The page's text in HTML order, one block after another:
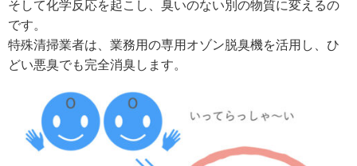
そして化学反応を起こし、臭いのない別の物質に変えるの
です。
特殊清掃業者は、業務用の専用オゾン脱臭機を活用し、ひ
どい悪臭でも完全消臭します。